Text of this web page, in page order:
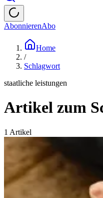
AbonnierenAbo
Home
/
Schlagwort
staatliche leistungen
Artikel zum
1 Artikel